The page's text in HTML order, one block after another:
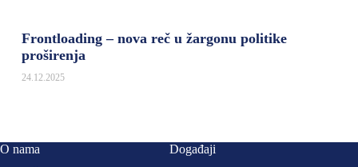
Frontloading – nova reč u žargonu politike
proširenja
24.12.2025
O nama
Događaji